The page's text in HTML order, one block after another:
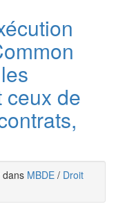
ceux de
dans MBDE / Droit